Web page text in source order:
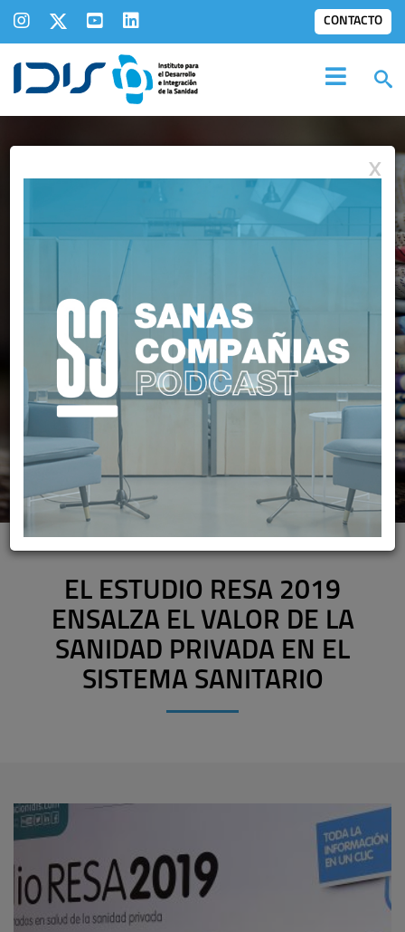
CONTACTO
IDIS EN LOSMEDIOS
EL ESTUDIO RESA 2019
ENSALZA EL VALOR DE LA
SANIDAD PRIVADA EN EL
SISTEMA SANITARIO
X